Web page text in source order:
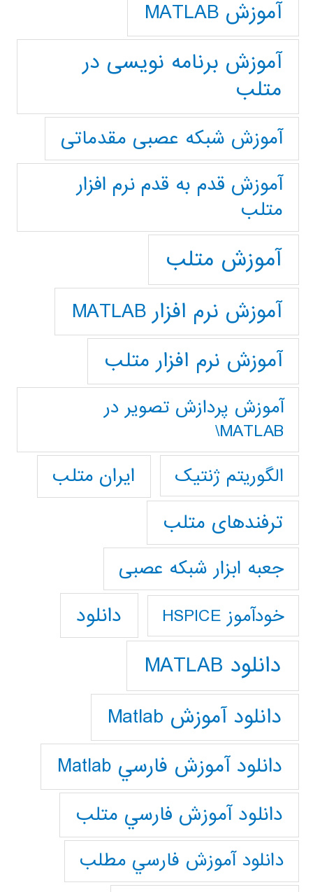
آموزش MATLAB
آموزش برنامه نویسی در
متلب
آموزش شبکه عصبی مقدماتی
آموزش قدم به قدم نرم افزار
متلب
آموزش متلب
آموزش نرم افزار MATLAB
آموزش نرم افزار متلب
آموزش پردازش تصوير در
MATLAB\
الگوریتم ژنتیک
ایران متلب
ترفندهای متلب
جعبه ابزار شبکه عصبی
خودآموز HSPICE دانلود
دانلود MATLAB
دانلود آموزش Matlab
دانلود آموزش فارسي Matlab
دانلود آموزش فارسي متلب
دانلود آموزش فارسي مطلب